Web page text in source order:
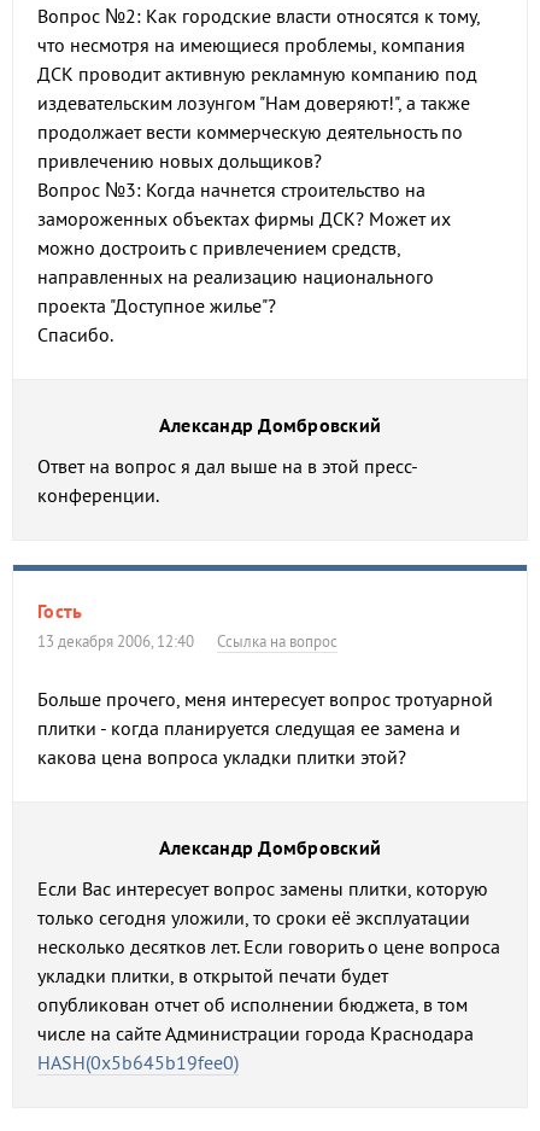
Вопрос №2: Как городские власти относятся к тому,
что несмотря на имеющиеся проблемы, компания
ДСК проводит активную рекламную компанию под
издевательским лозунгом "Нам доверяют!", а также
продолжает вести коммерческую деятельность по
привлечению новых дольщиков?
Вопрос №3: Когда начнется строительство на
замороженных объектах фирмы ДСК? Может их
можно достроить с привлечением средств,
направленных на реализацию национального
проекта "Доступное жилье"?
Спасибо.
Александр Домбровский
Ответ на вопрос я дал выше на в этой пресс-
конференции.
Гость
13 декабря 2006, 12:40 Ссылка на вопрос
Больше прочего, меня интересует вопрос тротуарной
плитки - когда планируется следущая ее замена и
какова цена вопроса укладки плитки этой?
Александр Домбровский
Если Вас интересует вопрос замены плитки, которую
только сегодня уложили, то сроки её эксплуатации
несколько десятков лет. Если говорить о цене вопроса
укладки плитки, в открытой печати будет
опубликован отчет об исполнении бюджета, в том
числе на сайте Администрации города Краснодара
HASH(0x5b645b19fee0)